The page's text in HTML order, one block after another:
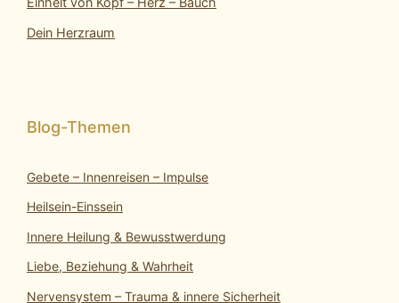
Dein Herzraum
Gebete – Innenreisen – Impulse
Heilsein-Einssein
Innere Heilung & Bewusstwerdung
Liebe, Beziehung & Wahrheit
Nervensystem – Trauma & innere Sicherheit